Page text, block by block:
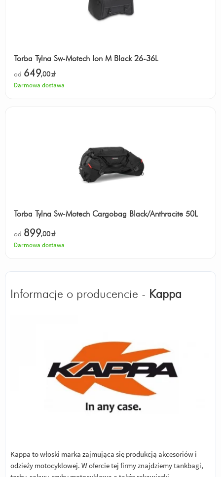
Torba Tylna Sw-Motech Ion M Black 26-36L
od 649,00zł
Darmowa dostawa
Torba Tylna Sw-Motech Cargobag Black/Anthracite 50L
od 899,00zł
Darmowa dostawa
Informacje o producencie - Kappa
Kappa to włoski marka zajmująca się produkcją akcesoriów i
odzieży motocyklowej. W ofercie tej firmy znajdziemy tankbagi,